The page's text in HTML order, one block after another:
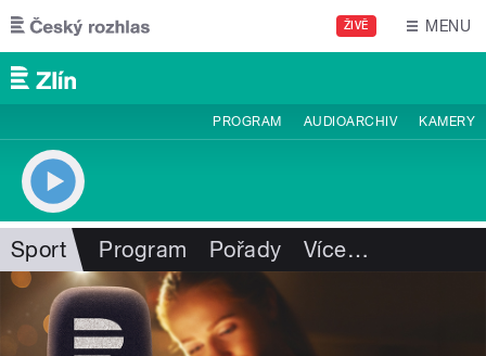
Přejít k hlavnímu obsahu
ŽIVĚ MENU
PROGRAM AUDIOARCHIV KAMERY
Sport Program Pořady Více…